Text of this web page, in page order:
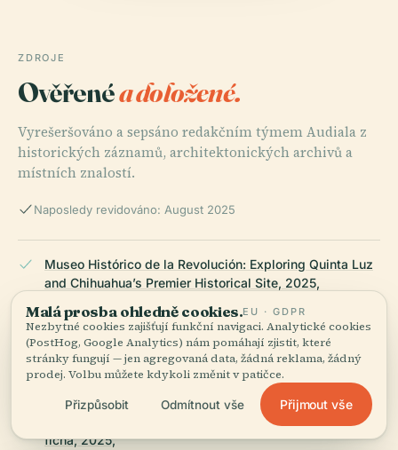
ZDROJE
Ověřenéa doložené.
Vyrešeršováno a sepsáno redakčním týmem Audiala z
historických záznamů, architektonických archivů a
místních znalostí.
Naposledy revidováno: August 2025
Museo Histórico de la Revolución: Exploring Quinta Luz
and Chihuahua’s Premier Historical Site, 2025,
Museo Histórico de la Revolución - Elsouvenir, 2025,
Instituto Nacional de Antropología e Historia (INAH)
ficha, 2025,
Malá prosba ohledně cookies.EU · GDPR
Nezbytné cookies zajišťují funkční navigaci. Analytické cookies
(PostHog, Google Analytics) nám pomáhají zjistit, které
stránky fungují — jen agregovaná data, žádná reklama, žádný
prodej. Volbu můžete kdykoli změnit v patičce.
Přizpůsobit Odmítnout vše Přijmout vše